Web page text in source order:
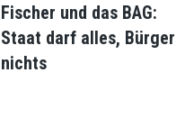
Fischer und das BAG:
Staat darf alles, Bürger
nichts